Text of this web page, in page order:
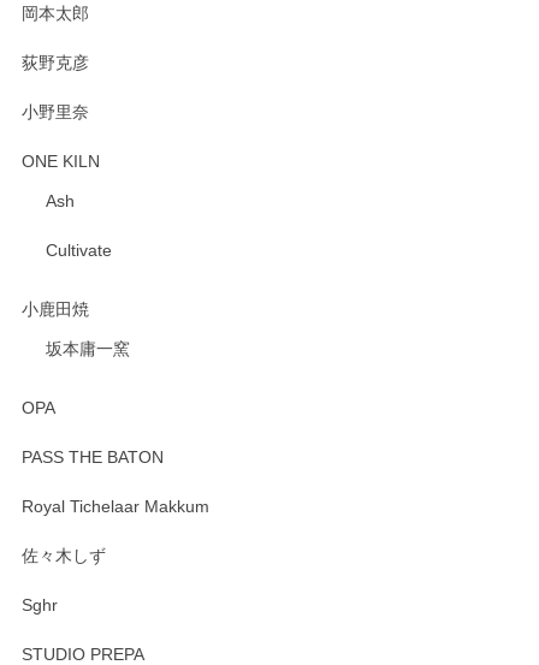
岡本太郎
荻野克彦
小野里奈
ONE KILN
Ash
Cultivate
小鹿田焼
坂本庸一窯
OPA
PASS THE BATON
Royal Tichelaar Makkum
佐々木しず
Sghr
STUDIO PREPA